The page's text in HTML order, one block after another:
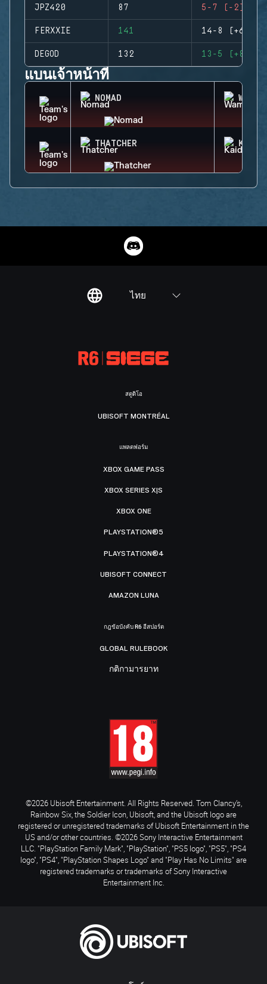
JPZ420 87 5-7 (-2)
FERXXIE 141 14-8 (+6)
DEGOD 132 13-5 (+8)
แบนเจ้าหน้าที่
NOMAD WAMAI
THATCHER KAID
ไทย
สตูดิโอ
UBISOFT MONTRÉAL
แพลตฟอร์ม
XBOX GAME PASS
XBOX SERIES X|S
XBOX ONE
PLAYSTATION®5
PLAYSTATION®4
UBISOFT CONNECT
AMAZON LUNA
กฎข้อบังคับ R6 อีสปอร์ต
GLOBAL RULEBOOK
กติกามารยาท
©2026 Ubisoft Entertainment. All Rights Reserved. Tom Clancy’s,
Rainbow Six, the Soldier Icon, Ubisoft, and the Ubisoft logo are
registered or unregistered trademarks of Ubisoft Entertainment in the
US and/or other countries. ©2026 Sony Interactive Entertainment
LLC. "PlayStation Family Mark", "PlayStation", "PS5 logo", "PS5", "PS4
logo", "PS4", "PlayStation Shapes Logo" and "Play Has No Limits" are
registered trademarks or trademarks of Sony Interactive
Entertainment Inc.